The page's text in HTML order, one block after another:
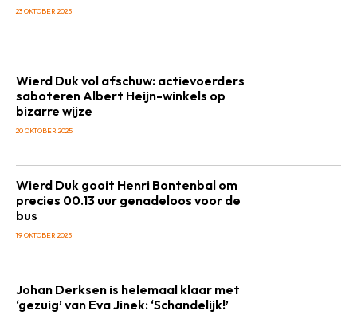
23 OKTOBER 2025
Wierd Duk vol afschuw: actievoerders
saboteren Albert Heijn-winkels op
bizarre wijze
20 OKTOBER 2025
Wierd Duk gooit Henri Bontenbal om
precies 00.13 uur genadeloos voor de
bus
19 OKTOBER 2025
Johan Derksen is helemaal klaar met
‘gezuig’ van Eva Jinek: ‘Schandelijk!’